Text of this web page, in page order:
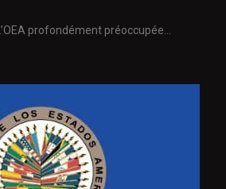
L’OEA profondément préoccupée…